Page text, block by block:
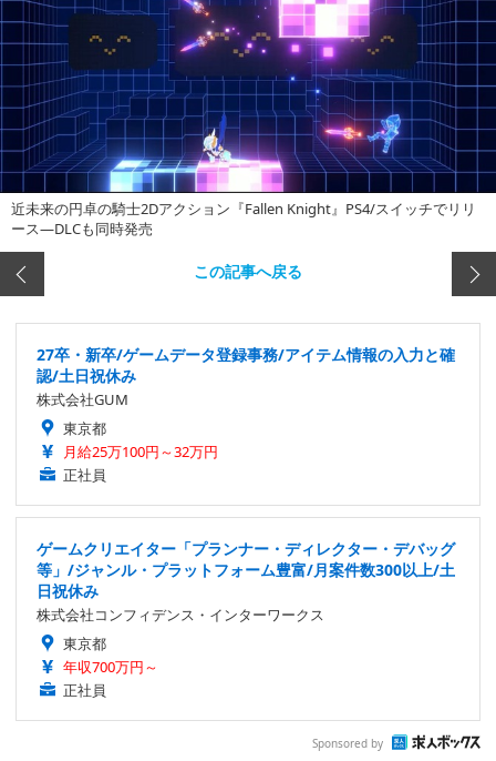
近未来の円卓の騎士2Dアクション『Fallen Knight』PS4/スイッチでリリ
ース―DLCも同時発売
この記事へ戻る
27卒・新卒/ゲームデータ登録事務/アイテム情報の入力と確
認/土日祝休み
株式会社GUM
東京都
月給25万100円～32万円
正社員
ゲームクリエイター「プランナー・ディレクター・デバッグ
等」/ジャンル・プラットフォーム豊富/月案件数300以上/土
日祝休み
株式会社コンフィデンス・インターワークス
東京都
年収700万円～
正社員
Sponsored by